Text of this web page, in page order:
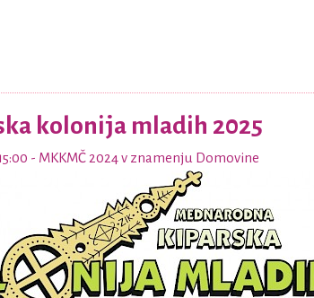
kolonija mladih 2025
- MKKMČ 2024 v znamenju Domovine